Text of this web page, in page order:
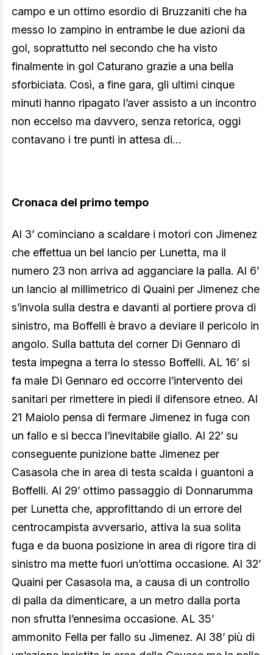
campo e un ottimo esordio di Bruzzaniti che ha
messo lo zampino in entrambe le due azioni da
gol, soprattutto nel secondo che ha visto
finalmente in gol Caturano grazie a una bella
sforbiciata. Così, a fine gara, gli ultimi cinque
minuti hanno ripagato l’aver assisto a un incontro
non eccelso ma davvero, senza retorica, oggi
contavano i tre punti in attesa di…
Cronaca del primo tempo
Al 3’ cominciano a scaldare i motori con Jimenez
che effettua un bel lancio per Lunetta, ma il
numero 23 non arriva ad agganciare la palla. Al 6’
un lancio al millimetrico di Quaini per Jimenez che
s’invola sulla destra e davanti al portiere prova di
sinistro, ma Boffelli è bravo a deviare il pericolo in
angolo. Sulla battuta del corner Di Gennaro di
testa impegna a terra lo stesso Boffelli. AL 16’ si
fa male Di Gennaro ed occorre l’intervento dei
sanitari per rimettere in piedi il difensore etneo. Al
21 Maiolo pensa di fermare Jimenez in fuga con
un fallo e si becca l’inevitabile giallo. Al 22’ su
conseguente punizione batte Jimenez per
Casasola che in area di testa scalda i guantoni a
Boffelli. Al 29’ ottimo passaggio di Donnarumma
per Lunetta che, approfittando di un errore del
centrocampista avversario, attiva la sua solita
fuga e da buona posizione in area di rigore tira di
sinistro ma mette fuori un’ottima occasione. Al 32’
Quaini per Casasola ma, a causa di un controllo
di palla da dimenticare, a un metro dalla porta
non sfrutta l’ennesima occasione. AL 35’
ammonito Fella per fallo su Jimenez. Al 38’ più di